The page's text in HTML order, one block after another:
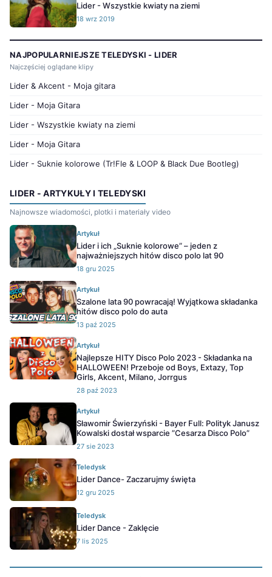
Lider - Wszystkie kwiaty na ziemi
18 wrz 2019
NAJPOPULARNIEJSZE TELEDYSKI - LIDER
Najczęściej oglądane klipy
Lider & Akcent - Moja gitara
Lider - Moja Gitara
Lider - Wszystkie kwiaty na ziemi
Lider - Moja Gitara
Lider - Suknie kolorowe (Tr!Fle & LOOP & Black Due Bootleg)
LIDER - ARTYKUŁY I TELEDYSKI
Najnowsze wiadomości, plotki i materiały video
Artykuł
Lider i ich „Suknie kolorowe” – jeden z
najważniejszych hitów disco polo lat 90
18 gru 2025
Artykuł
Szalone lata 90 powracają! Wyjątkowa składanka
hitów disco polo do auta
13 paź 2025
Artykuł
Najlepsze HITY Disco Polo 2023 - Składanka na
HALLOWEEN! Przeboje od Boys, Extazy, Top
Girls, Akcent, Milano, Jorrgus
28 paź 2023
Artykuł
Sławomir Świerzyński - Bayer Full: Polityk Janusz
Kowalski dostał wsparcie ”Cesarza Disco Polo”
27 sie 2023
Teledysk
Lider Dance- Zaczarujmy święta
12 gru 2025
Teledysk
Lider Dance - Zaklęcie
7 lis 2025